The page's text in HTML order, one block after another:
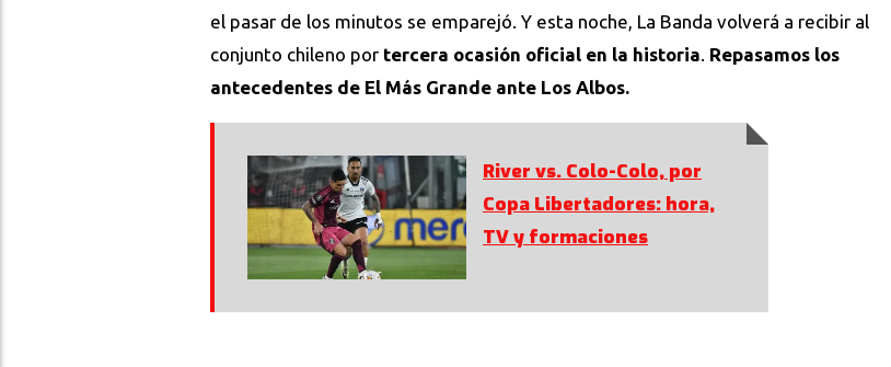
el pasar de los minutos se emparejó. Y esta noche, La Banda volverá a recibir al
conjunto chileno por tercera ocasión oficial en la historia. Repasamos los
antecedentes de El Más Grande ante Los Albos.
River vs. Colo-Colo, por
Copa Libertadores: hora,
TV y formaciones